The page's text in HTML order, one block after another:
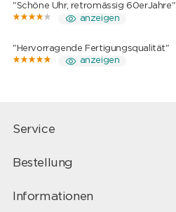
"Schöne Uhr, retromässig 60erJahre"
anzeigen
"Hervorragende Fertigungsqualität"
anzeigen
Service
Bestellung
Informationen